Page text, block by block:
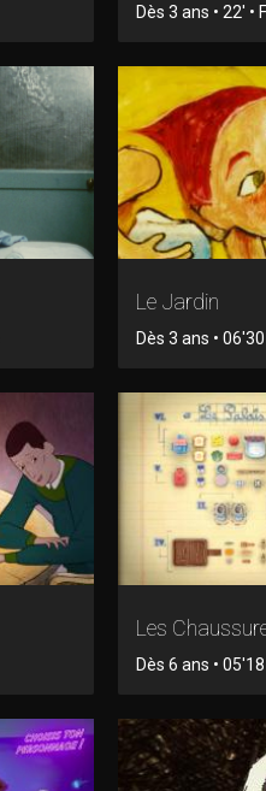
Dès 3 ans • 22' •
Le Jardin
Dès 3 ans •
Les
Dès 6 ans •